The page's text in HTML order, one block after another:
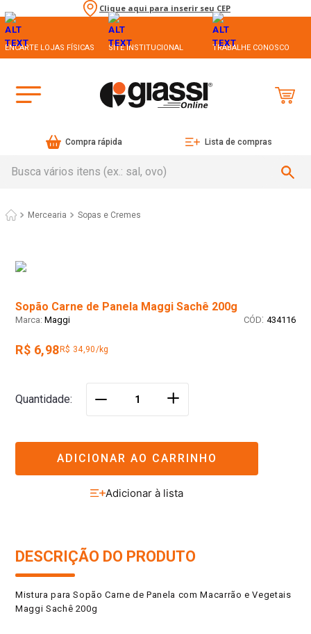
Clique aqui para inserir seu CEP
ENCARTE LOJAS FÍSICAS SITE INSTITUCIONAL TRABALHE CONOSCO
Compra rápida Lista de compras
Mercearia Sopas e Cremes
Sopão Carne de Panela Maggi Sachê 200g
Maggi : 434116
R$ 6,98 R$ 34,90/kg
Quantidade ＋
ADICIONAR AO CARRINHO
DESCRIÇÃO DO PRODUTO
Mistura para Sopão Carne de Panela com Macarrão e Vegetais
Maggi Sachê 200g